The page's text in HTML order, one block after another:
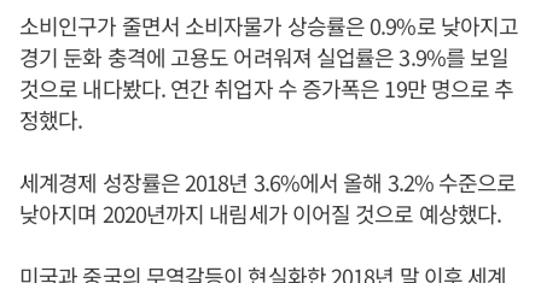
소비인구가 줄면서 소비자물가 상승률은 0.9%로 낮아지고
경기 둔화 충격에 고용도 어려워져 실업률은 3.9%를 보일
것으로 내다봤다. 연간 취업자 수 증가폭은 19만 명으로 추
정했다.
세계경제 성장률은 2018년 3.6%에서 올해 3.2% 수준으로
낮아지며 2020년까지 내림세가 이어질 것으로 예상했다.
미국과 중국의 무역갈등이 현실화한 2018년 말 이후 세계